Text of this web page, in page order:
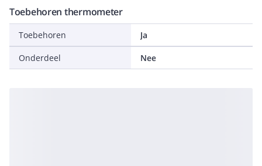
Toebehoren thermometer
Toebehoren Ja
Onderdeel Nee